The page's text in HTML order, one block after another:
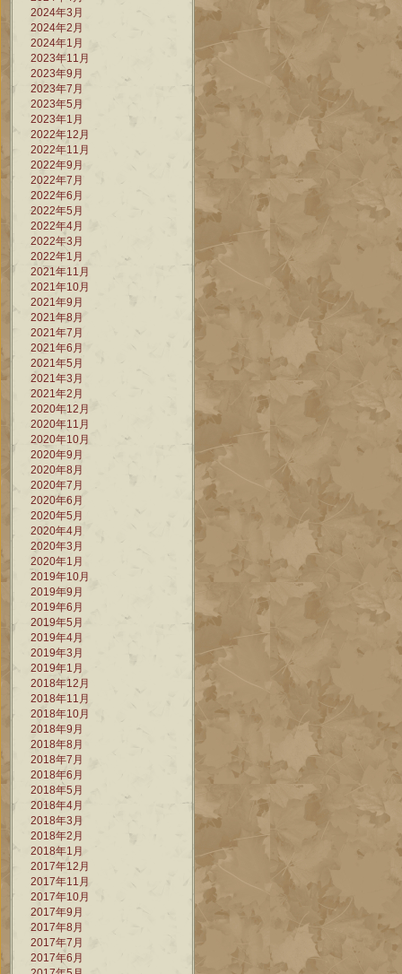
2024年3月
2024年2月
2024年1月
2023年11月
2023年9月
2023年7月
2023年5月
2023年1月
2022年12月
2022年11月
2022年9月
2022年7月
2022年6月
2022年5月
2022年4月
2022年3月
2022年1月
2021年11月
2021年10月
2021年9月
2021年8月
2021年7月
2021年6月
2021年5月
2021年3月
2021年2月
2020年12月
2020年11月
2020年10月
2020年9月
2020年8月
2020年7月
2020年6月
2020年5月
2020年4月
2020年3月
2020年1月
2019年10月
2019年9月
2019年6月
2019年5月
2019年4月
2019年3月
2019年1月
2018年12月
2018年11月
2018年10月
2018年9月
2018年8月
2018年7月
2018年6月
2018年5月
2018年4月
2018年3月
2018年2月
2018年1月
2017年12月
2017年11月
2017年10月
2017年9月
2017年8月
2017年7月
2017年6月